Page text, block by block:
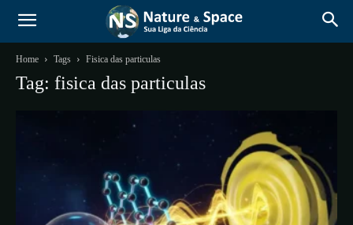
Home Tags Fisica das particulas
Tag: fisica das particulas